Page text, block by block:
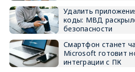
Удалить
коды: МВД
безопасности
Смартфон станет
Microsoft готовит
интеграции с ПК